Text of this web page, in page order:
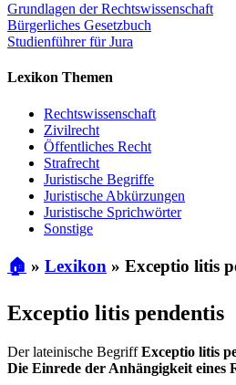
Grundlagen der Rechtswissenschaft
Bürgerliches Gesetzbuch
Studienführer für Jura
Lexikon Themen
Rechtswissenschaft
Zivilrecht
Öffentliches Recht
Strafrecht
Juristische Begriffe
Juristische Abkürzungen
Juristische Sprichwörter
Sonstige
🏠 » Lexikon » Exceptio litis
Exceptio litis pendentis
Der lateinische BegriffExceptio litis
Die Einrede der Anhängigkeit eines